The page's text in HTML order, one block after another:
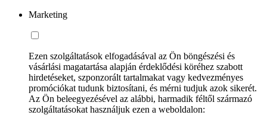
Marketing
Ezen szolgáltatások elfogadásával az Ön böngészési és
vásárlási magatartása alapján érdeklődési köréhez szabott
hirdetéseket, szponzorált tartalmakat vagy kedvezményes
promóciókat tudunk biztosítani, és mérni tudjuk azok sikerét.
Az Ön beleegyezésével az alábbi, harmadik féltől származó
szolgáltatásokat használjuk ezen a weboldalon: